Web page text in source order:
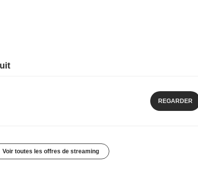
REGARDER
Voir toutes les offres de streaming